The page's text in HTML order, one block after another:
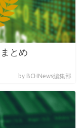
とめ
by BCHNews編集部